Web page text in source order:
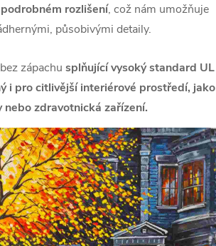
rozlišení, což nám umožňuje
působivými detaily.
zápachu splňující vysoký standard UL
i pro citlivější interiérové prostředí, jako
nebo zdravotnická zařízení.